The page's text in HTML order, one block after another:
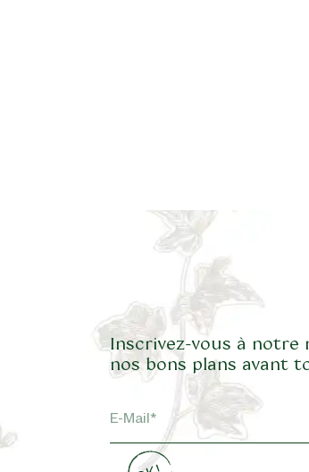
Inscrivez-vous à
nos bons plans avant